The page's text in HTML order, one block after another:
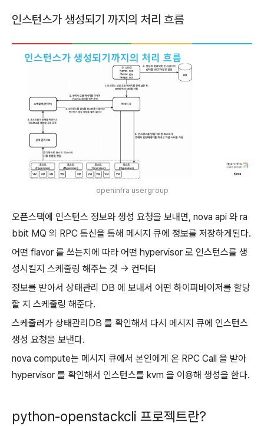
인스턴스가 생성되기 까지의 처리 흐름
openinfra usergroup
오픈스택에 인스턴스 정보와 생성 요청을 보내면, nova api 와 ra
bbit MQ 의 RPC 통신을 통해 메시지 큐에 정보를 저장하게된다.
어떤 flavor 를 쓰는지에 따라 어떤 hypervisor 로 인스턴스를 생
성시킬지 스케줄링 해주는 것 -> 컨덕터
정보를 받아서 상태관리 DB 에 보내서 어떤 하이퍼바이저를 할당
할 지 스케줄링 해준다.
스케줄러가 상태관리DB 를 확인해서 다시 메시지 큐에 인스턴스
생성 요청을 보낸다.
nova compute는 메시지 큐에서 본인에게 온 RPC Call 을 받아
hypervisor 를 확인해서 인스턴스를 kvm 을 이용해 생성을 한다.
python-openstackcli 프로젝트란?